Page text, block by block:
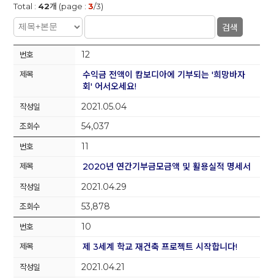
Total : 42개 (page :3/3)
검색
12
수익금 전액이 캄보디아에 기부되는 '희망바자
회' 어서오세요!
2021.05.04
54,037
11
2020년 연간기부금모금액 및 활용실적 명세서
2021.04.29
53,878
10
제 3세계 학교 재건축 프로젝트 시작합니다!
2021.04.21